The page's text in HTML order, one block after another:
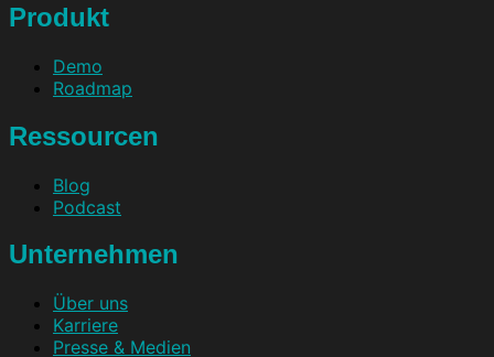
Produkt
Demo
Roadmap
Ressourcen
Blog
Podcast
Unternehmen
Über uns
Karriere
Presse & Medien